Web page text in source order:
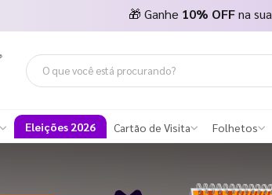
🎁 Ganhe 10% OFFna sua
Eleições 2026 Cartão de Visita Folhetos